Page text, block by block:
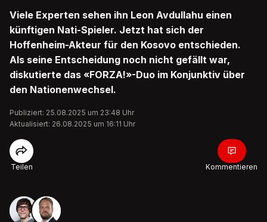
Viele Experten sehen ihn Leon Avdullahu einen
künftigen Nati-Spieler. Jetzt hat sich der
Hoffenheim-Akteur für den Kosovo entschieden.
Als seine Entscheidung noch nicht gefällt war,
diskutierte das «FORZA!»-Duo im Konjunktiv über
den Nationenwechsel.
Publiziert: 25.08.2025 um 23:48 Uhr
Aktualisiert: 26.08.2025 um 16:11 Uhr
Teilen Kommentieren